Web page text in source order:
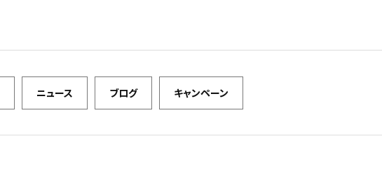
ニュース ブログ キャンペーン